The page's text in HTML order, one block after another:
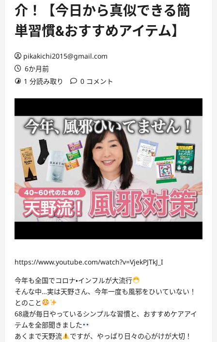
介！【今日から真似できる簡
単習慣&おすすめアイテム】
pikakichi2015@gmail.com
6か月前
1 分読み取り
0 コメント
https://www.youtube.com/watch?v=VjekPJTkJ_I
今年も全国でコロナ・インフルが大流行
そんな中…実は天野さん、今年一度も風邪をひいていない！
とのこと
68歳が毎日やっているシンプルな習慣と、おすすめケアアイ
テムを全部聞きました
あくまで天野流
ですが、やっぱり日々の心がけが大切！